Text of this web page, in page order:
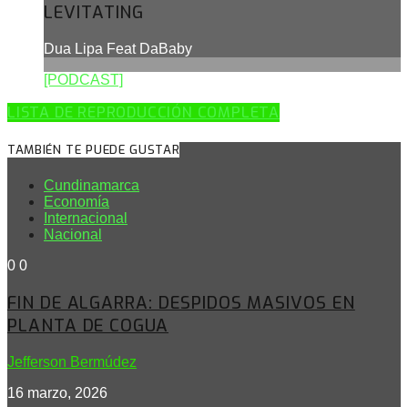
LEVITATING
Dua Lipa Feat DaBaby
[PODCAST]
LISTA DE REPRODUCCIÓN COMPLETA
TAMBIÉN TE PUEDE GUSTAR
Cundinamarca
Economía
Internacional
Nacional
0 0
FIN DE ALGARRA: DESPIDOS MASIVOS EN
PLANTA DE COGUA
Jefferson Bermúdez
16 marzo, 2026